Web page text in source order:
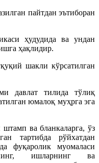
пайтдан эътиборан
ҳудудида ва ундан
ҳақлидир.
шакли кўрсатилган
давлат тилида тўлиқ
юмалоқ муҳрга эга
ва бланкаларга, ўз
тартибда рўйхатдан
фуқаролик муомаласи
ишларнинг ва